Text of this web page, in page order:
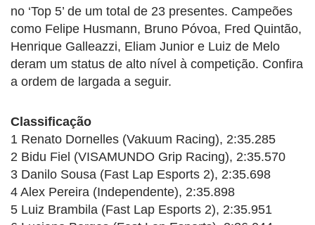
no ‘Top 5’ de um total de 23 presentes. Campeões
como Felipe Husmann, Bruno Póvoa, Fred Quintão,
Henrique Galleazzi, Eliam Junior e Luiz de Melo
deram um status de alto nível à competição. Confira
a ordem de largada a seguir.
Classificação
1 Renato Dornelles (Vakuum Racing), 2:35.285
2 Bidu Fiel (VISAMUNDO Grip Racing), 2:35.570
3 Danilo Sousa (Fast Lap Esports 2), 2:35.698
4 Alex Pereira (Independente), 2:35.898
5 Luiz Brambila (Fast Lap Esports 2), 2:35.951